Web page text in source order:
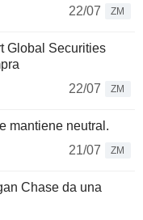
22/07
ZM
Global Securities
22/07
ZM
mantiene neutral.
21/07
ZM
Chase da una